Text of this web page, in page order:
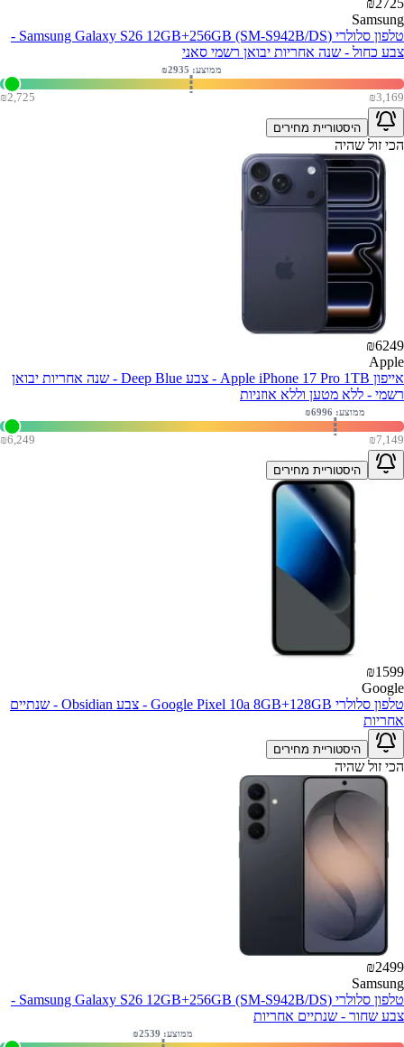
₪2725
Samsung
טלפון סלולרי (Samsung Galaxy S26 12GB+256GB (SM-S942B/DS -
צבע כחול - שנה אחריות יבואן רשמי סאני
₪2,725 ₪3,169
ממוצע: ₪ 2935
היסטוריית מחירים
הכי זול שהיה
₪6249
Apple
אייפון Apple iPhone 17 Pro 1TB - צבע Deep Blue - שנה אחריות יבואן
רשמי - ללא מטען וללא אוזניות
₪6,249 ₪7,149
ממוצע: ₪ 6996
היסטוריית מחירים
₪1599
Google
טלפון סלולרי Google Pixel 10a 8GB+128GB - צבע Obsidian - שנתיים
אחריות
היסטוריית מחירים
הכי זול שהיה
₪2499
Samsung
טלפון סלולרי (Samsung Galaxy S26 12GB+256GB (SM-S942B/DS -
צבע שחור - שנתיים אחריות
ממוצע: ₪ 2539